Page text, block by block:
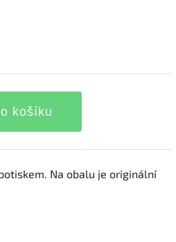
košíku
Na obalu je originální